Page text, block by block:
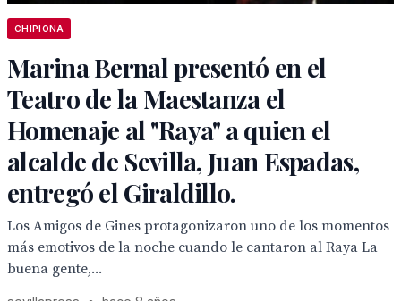
CHIPIONA
Marina Bernal presentó en el
Teatro de la Maestanza el
Homenaje al "Raya" a quien el
alcalde de Sevilla, Juan Espadas,
entregó el Giraldillo.
Los Amigos de Gines protagonizaron uno de los momentos
más emotivos de la noche cuando le cantaron al Raya La
buena gente,...